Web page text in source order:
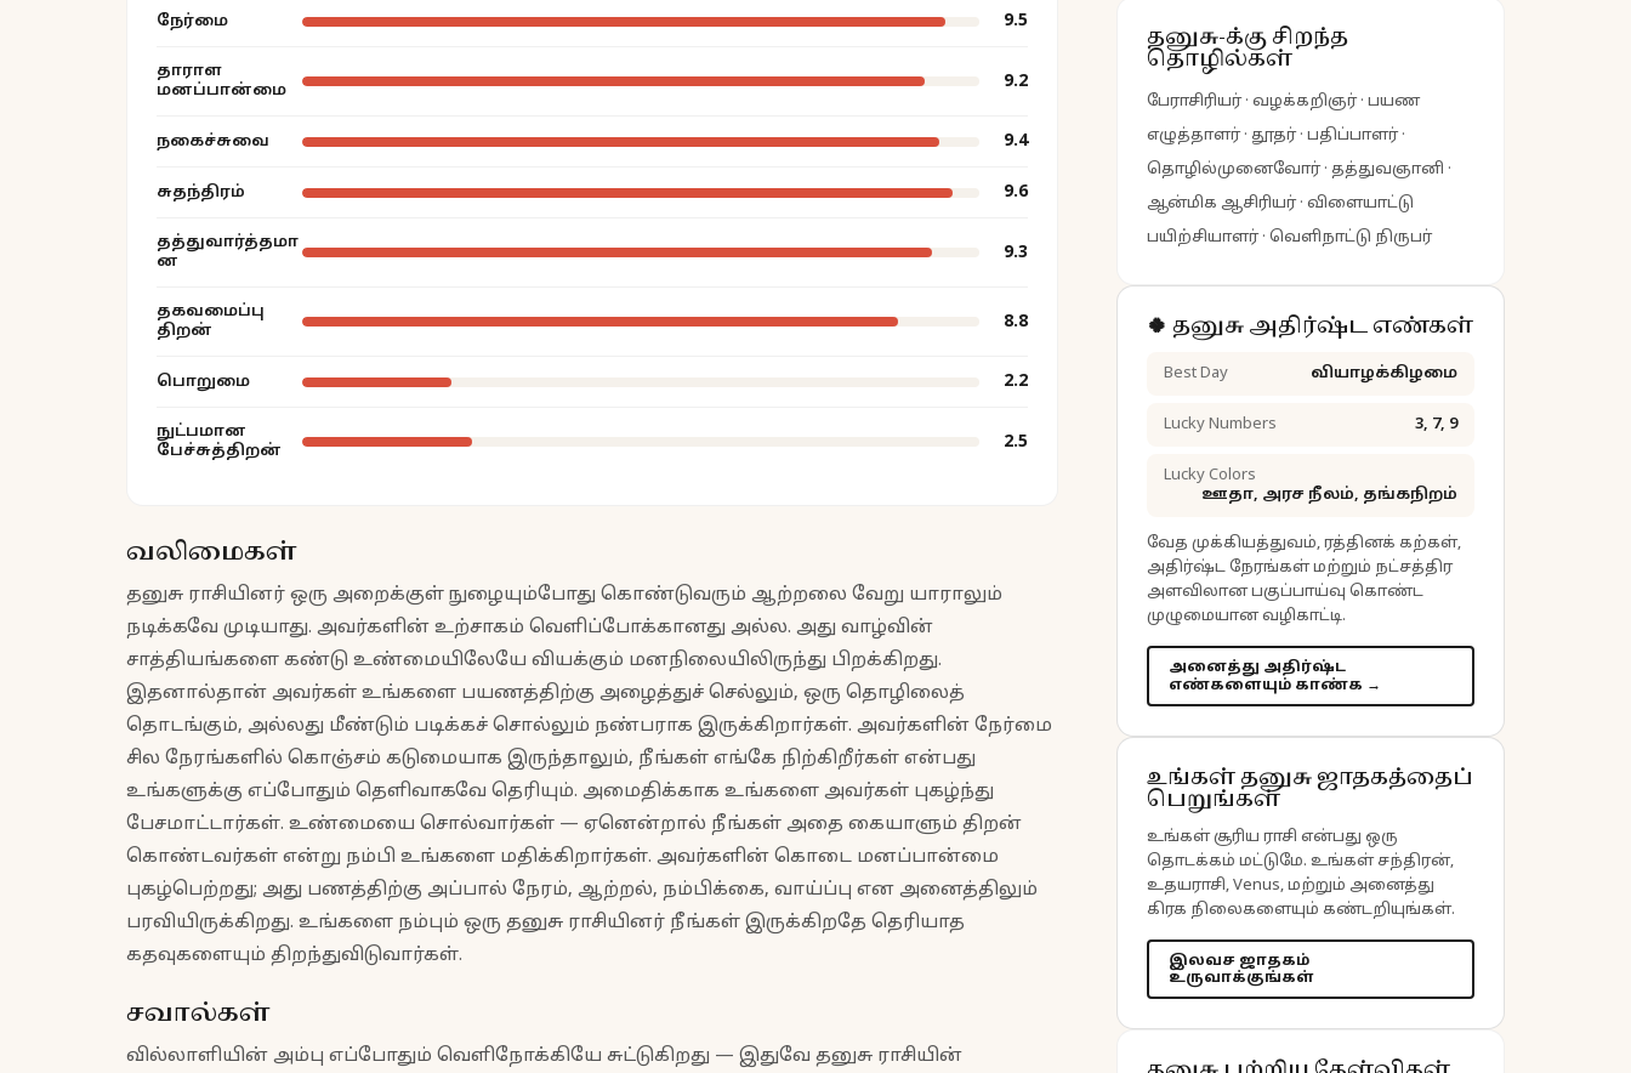
நேர்மை 9.5
தாராள
மனப்பான்மை
9.2
நகைச்சுவை 9.4
சுதந்திரம் 9.6
தத்துவார்த்தமா
ன
9.3
தகவமைப்பு
திறன்
8.8
பொறுமை 2.2
நுட்பமான
பேச்சுத்திறன்
2.5
வலிமைகள்
தனுசு ராசியினர் ஒரு அறைக்குள் நுழையும்போது கொண்டுவரும் ஆற்றலை வேறு யாராலும்
நடிக்கவே முடியாது. அவர்களின் உற்சாகம் வெளிப்போக்கானது அல்ல. அது வாழ்வின்
சாத்தியங்களை கண்டு உண்மையிலேயே வியக்கும் மனநிலையிலிருந்து பிறக்கிறது.
இதனால்தான் அவர்கள் உங்களை பயணத்திற்கு அழைத்துச் செல்லும், ஒரு தொழிலைத்
தொடங்கும், அல்லது மீண்டும் படிக்கச் சொல்லும் நண்பராக இருக்கிறார்கள். அவர்களின் நேர்மை
சில நேரங்களில் கொஞ்சம் கடுமையாக இருந்தாலும், நீங்கள் எங்கே நிற்கிறீர்கள் என்பது
உங்களுக்கு எப்போதும் தெளிவாகவே தெரியும். அமைதிக்காக உங்களை அவர்கள் புகழ்ந்து
பேசமாட்டார்கள். உண்மையை சொல்வார்கள் — ஏனென்றால் நீங்கள் அதை கையாளும் திறன்
கொண்டவர்கள் என்று நம்பி உங்களை மதிக்கிறார்கள். அவர்களின் கொடை மனப்பான்மை
புகழ்பெற்றது; அது பணத்திற்கு அப்பால் நேரம், ஆற்றல், நம்பிக்கை, வாய்ப்பு என அனைத்திலும்
பரவியிருக்கிறது. உங்களை நம்பும் ஒரு தனுசு ராசியினர் நீங்கள் இருக்கிறதே தெரியாத
கதவுகளையும் திறந்துவிடுவார்கள்.
சவால்கள்
வில்லாளியின் அம்பு எப்போதும் வெளிநோக்கியே சுட்டுகிறது — இதுவே தனுசு ராசியின்
தனுசு-க்கு சிறந்த
தொழில்கள்
பேராசிரியர் · வழக்கறிஞர் · பயண
எழுத்தாளர் · தூதர் · பதிப்பாளர் ·
தொழில்முனைவோர் · தத்துவஞானி ·
ஆன்மிக ஆசிரியர் · விளையாட்டு
பயிற்சியாளர் · வெளிநாட்டு நிருபர்
🍀 தனுசு அதிர்ஷ்ட எண்கள்
Best Day வியாழக்கிழமை
Lucky Numbers 3, 7, 9
Lucky Colors
ஊதா, அரச நீலம், தங்கநிறம்
வேத முக்கியத்துவம், ரத்தினக் கற்கள்,
அதிர்ஷ்ட நேரங்கள் மற்றும் நட்சத்திர
அளவிலான பகுப்பாய்வு கொண்ட
முழுமையான வழிகாட்டி.
அனைத்து அதிர்ஷ்ட
எண்களையும் காண்க →
உங்கள் தனுசு ஜாதகத்தைப்
பெறுங்கள்
உங்கள் சூரிய ராசி என்பது ஒரு
தொடக்கம் மட்டுமே. உங்கள் சந்திரன்,
உதயராசி, Venus, மற்றும் அனைத்து
கிரக நிலைகளையும் கண்டறியுங்கள்.
இலவச ஜாதகம்
உருவாக்குங்கள்